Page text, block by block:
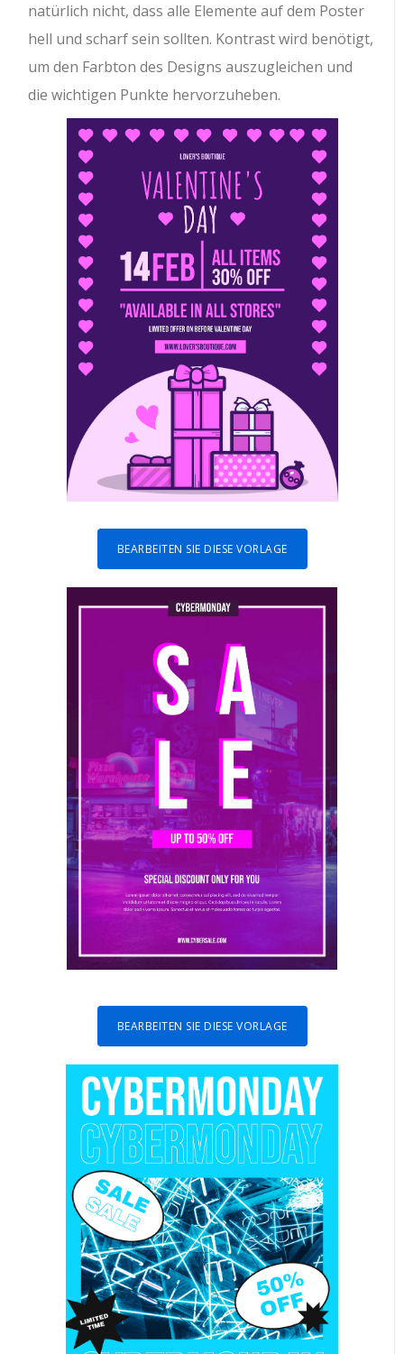
natürlich nicht, dass alle Elemente auf dem Poster
hell und scharf sein sollten. Kontrast wird benötigt,
um den Farbton des Designs auszugleichen und
die wichtigen Punkte hervorzuheben.
BEARBEITEN SIE DIESE VORLAGE
BEARBEITEN SIE DIESE VORLAGE